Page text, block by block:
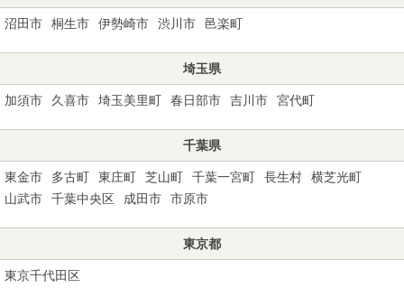
沼田市 桐生市 伊勢崎市 渋川市 邑楽町
埼玉県
加須市 久喜市 埼玉美里町 春日部市 吉川市 宮代町
千葉県
東金市 多古町 東庄町 芝山町 千葉一宮町 長生村
横芝光町
山武市
千葉中央区 成田市 市原市
東京都
東京千代田区